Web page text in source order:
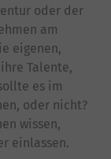
oder der
am
eigenen,
Talente,
es im
oder nicht?
wissen,
einlassen.